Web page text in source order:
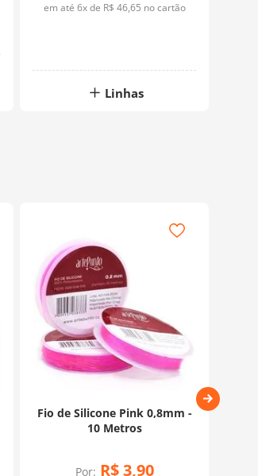
em até 6x de R$ 46,65 no cartão
Linhas
Fio de Silicone Pink 0,8mm -
10 Metros
Por: R$3,90